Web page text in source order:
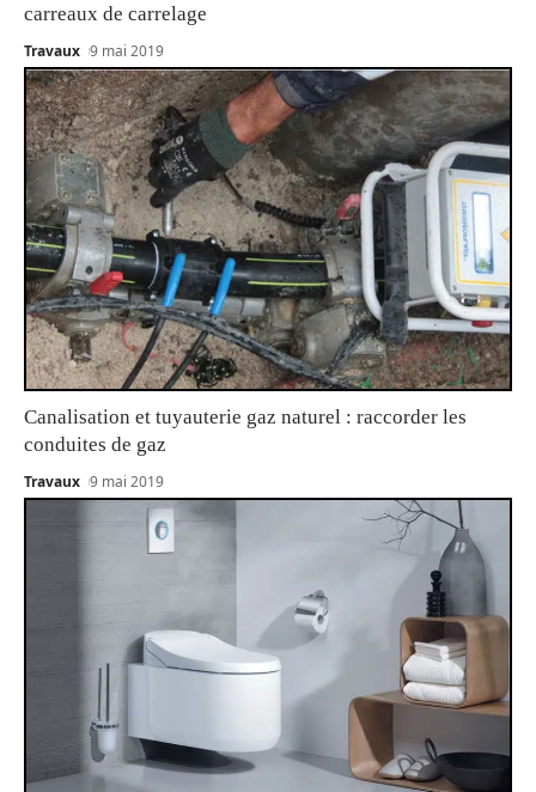
carreaux de carrelage
Travaux 9 mai 2019
Canalisation et tuyauterie gaz naturel : raccorder les
conduites de gaz
Travaux 9 mai 2019